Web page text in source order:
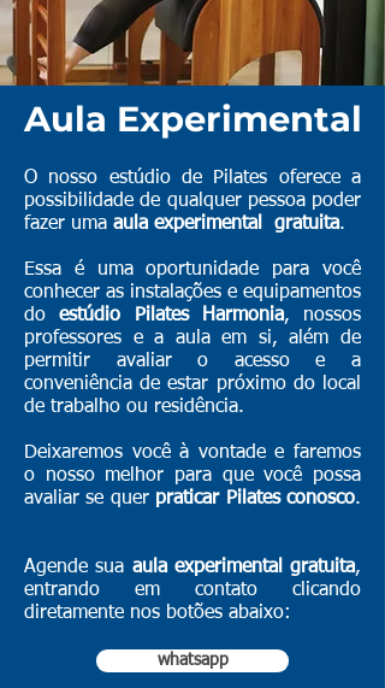
Aula Experimental
O nosso estúdio de Pilates oferece a
possibilidade de qualquer pessoa poder
fazer uma aula experimental gratuita.
Essa é uma oportunidade para você
conhecer as instalações e equipamentos
doestúdio Pilates Harmonia, nossos
professores e a aula em si, além de
permitir avaliar o acesso e a
conveniência de estar próximo do local
de trabalho ou residência.
Deixaremos você à vontade e faremos
o nosso melhor para que você possa
avaliar se quer praticar Pilates conosco.
Agende sua aula experimental gratuita,
entrando em contato clicando
diretamente nos botões abaixo:
whatsapp